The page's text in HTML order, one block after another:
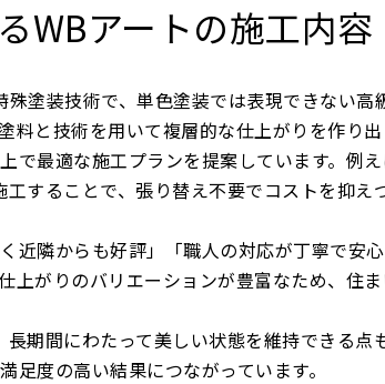
WBアートの施工内容
塗装技術で、単色塗装では表現できない高
と技術を用いて複層的な仕上がりを作り出
で最適な施工プランを提案しています。例
することで、張り替え不要でコストを抑え
近隣からも好評」「職人の対応が丁寧で安
上がりのバリエーションが豊富なため、住
期間にわたって美しい状態を維持できる点
度の高い結果につながっています。